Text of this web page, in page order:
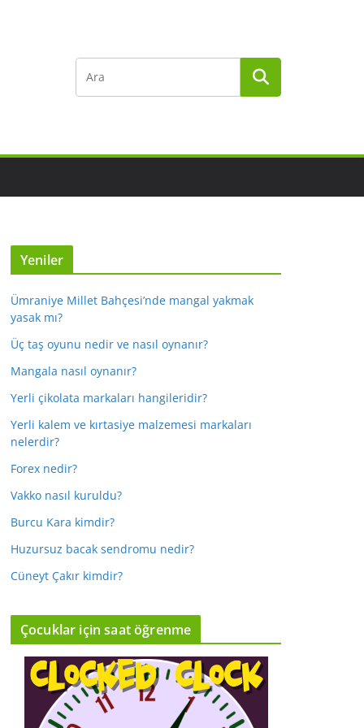
Yeniler
Ümraniye Millet Bahçesi’nde mangal yakmak
yasak mı?
Üç taş oyunu nedir ve nasıl oynanır?
Mangala nasıl oynanır?
Yerli çikolata markaları hangileridir?
Yerli kalem ve kırtasiye malzemesi markaları
nelerdir?
Forex nedir?
Vakko nasıl kuruldu?
Burcu Kara kimdir?
Huzursuz bacak sendromu nedir?
Cüneyt Çakır kimdir?
Çocuklar için saat öğrenme